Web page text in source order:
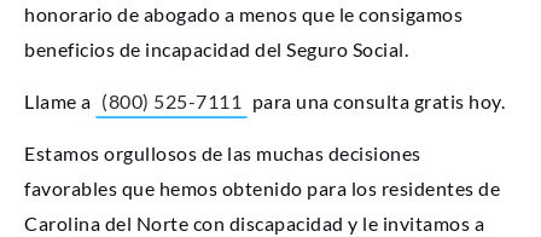
honorario de abogado a menos que le consigamos
beneficios de incapacidad del Seguro Social.
Llame a (800) 525-7111 para una consulta gratis hoy.
Estamos orgullosos de las muchas decisiones
favorables que hemos obtenido para los residentes de
Carolina del Norte con discapacidad y le invitamos a